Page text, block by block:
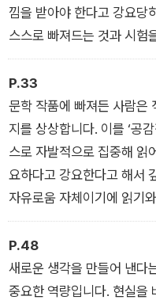
최근 청소년들 사이에서 정
고 있다. 디지털 환경 속에
건강하게 풀어내지 못한 결
통해 자신을 성찰하게 하고,
의 비타민이 되어줄 수 있
공감력, 자기 성찰 같은 ‘인
이 책은 문학을 통해 그 같
으로 나아갈 수 있도록 길
다.
낌을 받아야 한다고 강요당
스스로 빠져드는 것과 시험
하는 것은 차이가 있습니다.
P.33
문학 작품에 빠져든 사람은
지를 상상합니다. 이를 ‘공
스로 자발적으로 집중해 읽
요하다고 강요한다고 해서
자유로움 자체이기에 읽기
요. 자유로운 자는 자기 자
‘무엇을 하고, 무엇을 하지
P.48
새로운 생각을 만들어 낸다
중요한 역량입니다. 현실을